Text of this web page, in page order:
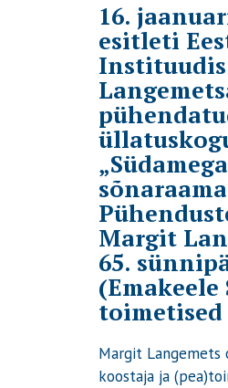
16.
esitleti
„Südamega
Margit
65.
(Emakeele
toimetised
Margit Langemets
koostaja ja